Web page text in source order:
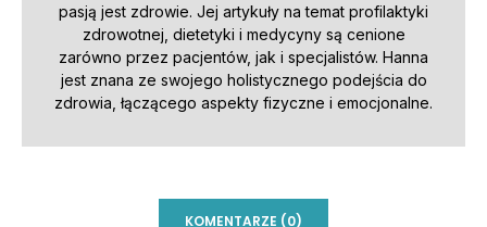
pasją jest zdrowie. Jej artykuły na temat profilaktyki
zdrowotnej, dietetyki i medycyny są cenione
zarówno przez pacjentów, jak i specjalistów. Hanna
jest znana ze swojego holistycznego podejścia do
zdrowia, łączącego aspekty fizyczne i emocjonalne.
KOMENTARZE (0)